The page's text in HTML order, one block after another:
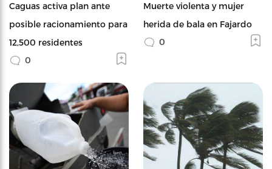
Caguas activa plan ante
posible racionamiento para
12,500 residentes
0
Muerte violenta y mujer
herida de bala en Fajardo
0